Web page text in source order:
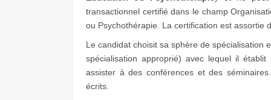
transactionnel certifié dans le champ
ou Psychothérapie. La certification est assortie
Le candidat choisit sa sphère de
spécialisation approprié) avec lequel il
assister à des conférences et des
écrits.